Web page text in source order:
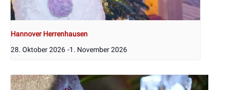
Hannover Herrenhausen
28. Oktober 2026 -1. November 2026